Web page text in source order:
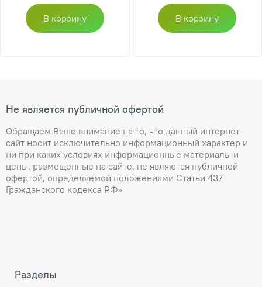
В корзину В корзину
Не является публичной офертой
Обращаем Ваше внимание на то, что данный интернет-
сайт носит исключительно информационный характер и
ни при каких условиях информационные материалы и
цены, размещенные на сайте, не являются публичной
офертой, определяемой положениями Статьи 437
Гражданского кодекса РФ»
Разделы